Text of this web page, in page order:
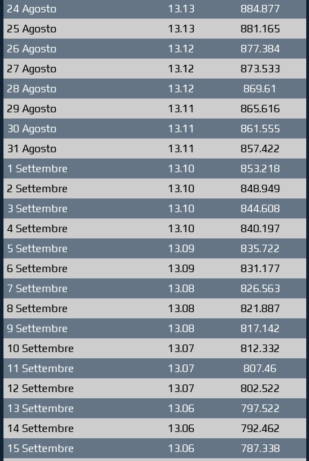
24 Agosto
13.13
884.877
25 Agosto
13.13
881.165
26 Agosto
13.12
877.384
27 Agosto
13.12
873.533
28 Agosto
13.12
869.61
29 Agosto
13.11
865.616
30 Agosto
13.11
861.555
31 Agosto
13.11
857.422
1 Settembre
13.10
853.218
2 Settembre
13.10
848.949
3 Settembre
13.10
844.608
4 Settembre
13.10
840.197
5 Settembre
13.09
835.722
6 Settembre
13.09
831.177
7 Settembre
13.08
826.563
8 Settembre
13.08
821.887
9 Settembre
13.08
817.142
10 Settembre
13.07
812.332
11 Settembre
13.07
807.46
12 Settembre
13.07
802.522
13 Settembre
13.06
797.522
14 Settembre
13.06
792.462
15 Settembre
13.06 787.338